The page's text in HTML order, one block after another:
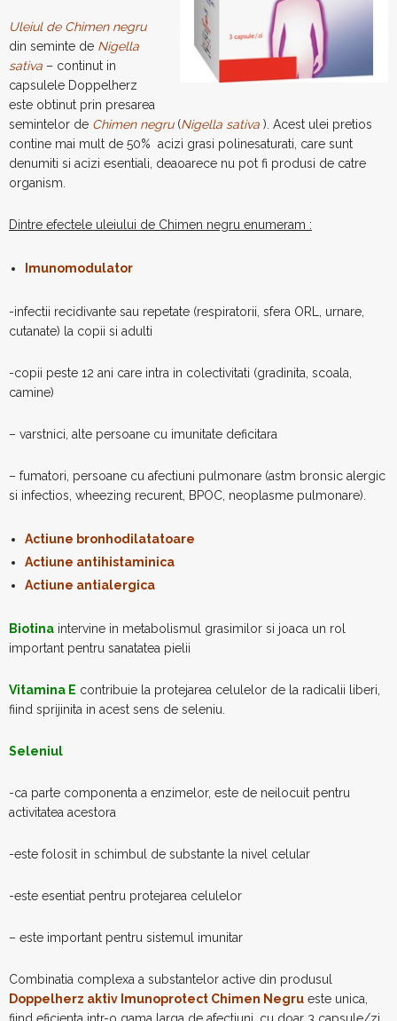
Uleiul de Chimen negru
din seminte de Nigella
sativa – continut in
capsulele Doppelherz
este obtinut prin presarea
semintelor de Chimen negru(Nigella sativa ). Acest ulei pretios
contine mai mult de 50% acizi grasi polinesaturati, care sunt
denumiti si acizi esentiali, deaoarece nu pot fi produsi de catre
organism.
Dintre efectele uleiului de Chimen negru enumeram :
Imunomodulator
-infectii recidivante sau repetate (respiratorii, sfera ORL, urnare,
cutanate) la copii si adulti
-copii peste 12 ani care intra in colectivitati (gradinita, scoala,
camine)
– varstnici, alte persoane cu imunitate deficitara
– fumatori, persoane cu afectiuni pulmonare (astm bronsic alergic
si infectios, wheezing recurent, BPOC, neoplasme pulmonare).
Actiune bronhodilatatoare
Actiune antihistaminica
Actiune antialergica
Biotina intervine in metabolismul grasimilor si joaca un rol
important pentru sanatatea pielii
Vitamina E contribuie la protejarea celulelor de la radicalii liberi,
fiind sprijinita in acest sens de seleniu.
Seleniul
-ca parte componenta a enzimelor, este de neilocuit pentru
activitatea acestora
-este folosit in schimbul de substante la nivel celular
-este esentiat pentru protejarea celulelor
– este important pentru sistemul imunitar
Combinatia complexa a substantelor active din produsul
Doppelherz aktiv Imunoprotect Chimen Negru este unica,